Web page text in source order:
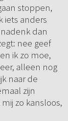
stoppen,
iets anders
dan
nee geef
ik zo moe,
alleen nog
naar de
zijn
zo kansloos,